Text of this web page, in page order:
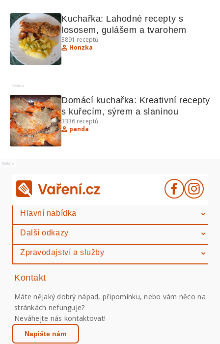
Kuchařka: Lahodné recepty s
lososem, gulášem a tvarohem
3891 receptů
Honzka
Reklama
Domácí kuchařka: Kreativní recepty
s kuřecím, sýrem a slaninou
3336 receptů
panda
Reklama
Hlavní nabídka
Další odkazy
Zpravodajství a služby
Kontakt
Máte nějaký dobrý nápad, připomínku, nebo vám něco na
stránkách nefunguje?
Neváhejte nás kontaktovat!
Napište nám